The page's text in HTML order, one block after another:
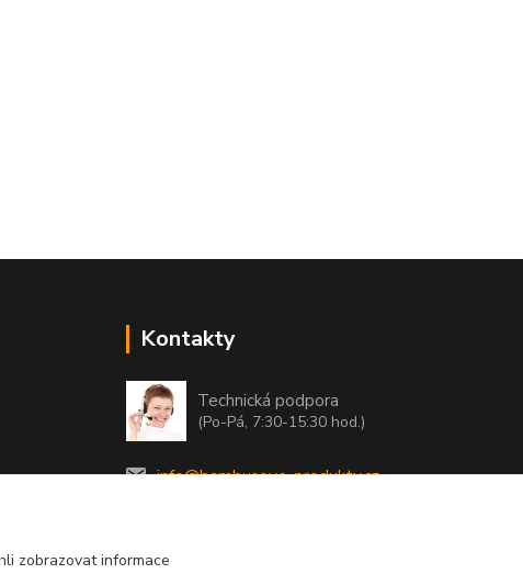
Kontakty
Technická podpora
(Po-Pá, 7:30-15:30 hod.)
info@bambusove-produkty.cz
zobrazovat informace